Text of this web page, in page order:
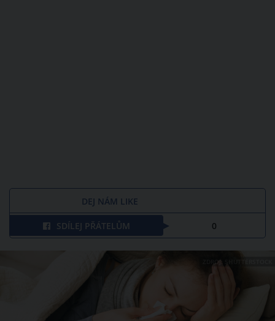
DEJ NÁM LIKE
SDÍLEJ PŘÁTELŮM 0
ZDROJ: SHUTTERSTOCK